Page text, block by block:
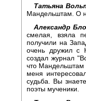
Татьяна
Мандельштам. О
Александр
смелая, взяла
получили на
очень дружил с
создал журнал
что Мандельштам
меня
судьба. Вы
поэты мученики.